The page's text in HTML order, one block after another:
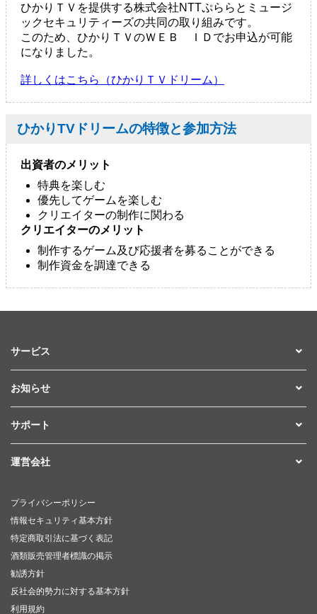
ひかりＴＶを提供する株式会社NTTぷららとミュージ
ックセキュリティーズの共同の取り組みです。
このため、ひかりＴＶのＷＥＢ ＩＤでお申込が可能
になりました。
詳しくはこちら（ひかりＴＶドリーム）
ひかりTVドリームの特徴と参加方法
出資者のメリット
特典を楽しむ
優先してゲームを楽しむ
クリエイターの制作に関わる
クリエイターのメリット
制作するゲーム及び応援者を募ることができる
制作資金を調達できる
サービス
お知らせ
サポート
運営会社
プライバシーポリシー
情報セキュリティ基本方針
特定商取引法に基づく表記
酒類販売管理者標識の掲示
勧誘方針
反社会的勢力に対する基本方針
利用規約